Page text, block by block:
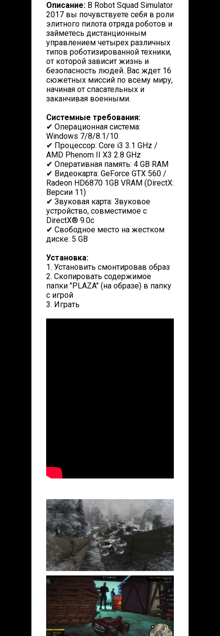
Описание: В Robot Squad Simulator
2017 вы почувствуете себя в роли
элитного пилота отряда роботов и
займетесь дистанционным
управлением четырех различных
типов роботизированной техники,
от которой зависит жизнь и
безопасность людей. Вас ждет 16
сюжетных миссий по всему миру,
начиная от спасательных и
заканчивая военными.
Системные требования:
✔ Операционная система:
Windows 7/8/8.1/10
✔ Процессор: Core i3 3.1 GHz /
AMD Phenom II X3 2.8 GHz
✔ Оперативная память: 4 GB RAM
✔ Видеокарта: GeForce GTX 560 /
Radeon HD6870 1GB VRAM (DirectX:
Версии 11)
✔ Звуковая карта: Звуковое
устройство, совместимое с
DirectX® 9.0с
✔ Свободное место на жестком
диске: 5 GB
Установка:
1. Установить смонтировав образ
2. Скопировать содержимое
папки "PLAZA" (на образе) в папку
с игрой
3. Играть